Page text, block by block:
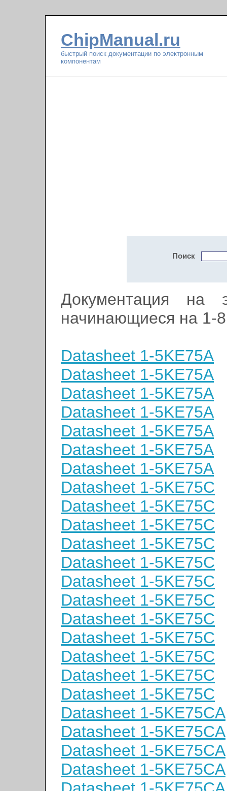
ChipManual.ru
быстрый поиск документации по электронным
компонентам
Поиск
Документация на
начинающиеся на 1-8
Datasheet 1-5KE75A
Datasheet 1-5KE75A
Datasheet 1-5KE75A
Datasheet 1-5KE75A
Datasheet 1-5KE75A
Datasheet 1-5KE75A
Datasheet 1-5KE75A
Datasheet 1-5KE75C
Datasheet 1-5KE75C
Datasheet 1-5KE75C
Datasheet 1-5KE75C
Datasheet 1-5KE75C
Datasheet 1-5KE75C
Datasheet 1-5KE75C
Datasheet 1-5KE75C
Datasheet 1-5KE75C
Datasheet 1-5KE75C
Datasheet 1-5KE75C
Datasheet 1-5KE75C
Datasheet 1-5KE75CA
Datasheet 1-5KE75CA
Datasheet 1-5KE75CA
Datasheet 1-5KE75CA